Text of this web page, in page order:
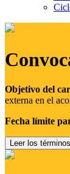
Objetivo del
externa en el
Fecha límite
Leer los